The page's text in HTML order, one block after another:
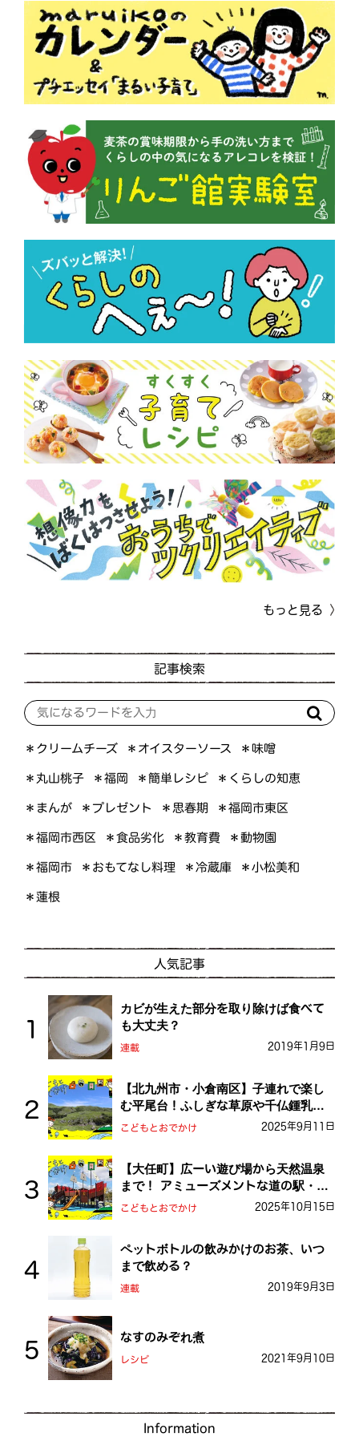
もっと見る
記事検索
＊クリームチーズ ＊オイスターソース ＊味噌
＊丸山桃子 ＊福岡 ＊簡単レシピ ＊くらしの知恵
＊まんが ＊プレゼント ＊思春期 ＊福岡市東区
＊福岡市西区 ＊食品劣化 ＊教育費 ＊動物園
＊福岡市 ＊おもてなし料理 ＊冷蔵庫 ＊小松美和
＊蓮根
人気記事
カビが生えた部分を取り除けば食べて
も大丈夫？
連載 2019年1月9日
【北九州市・小倉南区】子連れで楽し
む平尾台！ふしぎな草原や千仏鍾乳洞
を探検しよう！
こどもとおでかけ 2025年9月11日
【大任町】広ーい遊び場から天然温泉
まで！ アミューズメントな道の駅・お
おとう桜街道
こどもとおでかけ 2025年10月15日
ペットボトルの飲みかけのお茶、いつ
まで飲める？
連載 2019年9月3日
なすのみぞれ煮
レシピ 2021年9月10日
Information